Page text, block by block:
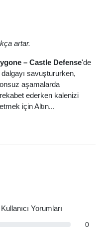
artar.
– Castle Defense'de
dalgayı savuştururken,
aşamalarda
ederken kalenizi
için Altın...
Yorumları
0